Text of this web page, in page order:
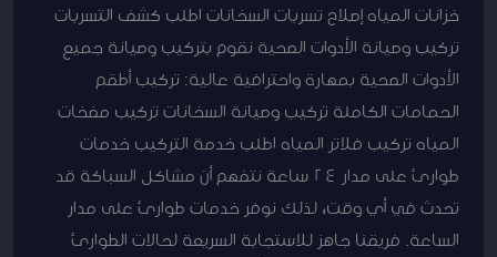
خزانات المياه إصلاح تسربات السخانات اطلب كشف التسربات
تركيب وصيانة الأدوات الصحية نقوم بتركيب وصيانة جميع
الأدوات الصحية بمهارة واحترافية عالية: تركيب أطقم
الحمامات الكاملة تركيب وصيانة السخانات تركيب مضخات
المياه تركيب فلاتر المياه اطلب خدمة التركيب خدمات
طوارئ على مدار 24 ساعة نتفهم أن مشاكل السباكة قد
تحدث في أي وقت، لذلك نوفر خدمات طوارئ على مدار
الساعة. فريقنا جاهز للاستجابة السريعة لحالات الطوارئ